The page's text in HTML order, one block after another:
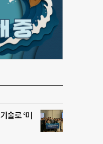
술로 ‘미